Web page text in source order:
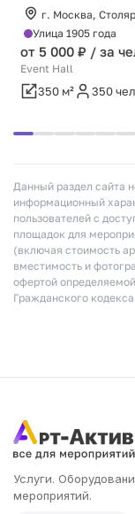
г. Москва,
Улица 1905 года
от 5 000 ₽ / за
Event Hall
350 м² 350
Данный раздел сайта
информационный
пользователей с
площадок для
(включая стоимость
вместимость и
офертой
Гражданского
Услуги.
мероприятий.